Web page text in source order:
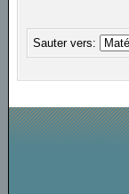
Sauter vers: